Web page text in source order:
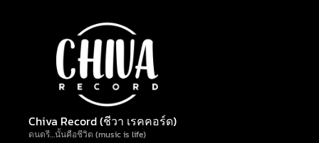
Chiva Record (ชีวา เรคคอร์ด)
ดนตรี…นั้นคือชีวิต (music is life)